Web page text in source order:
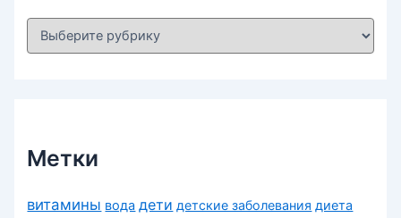
Р
Метки
витамины вода дети детские заболевания диета